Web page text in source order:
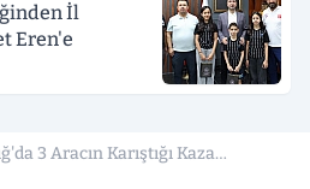
İl
Eren'e
3 Aracın Karıştığı Kaza